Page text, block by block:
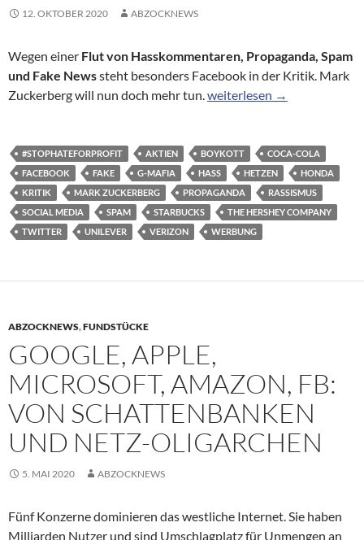
12. OKTOBER 2020 ABZOCKNEWS
Wegen einer Flut von Hasskommentaren, Propaganda, Spam
und Fake Newssteht besonders Facebook in der Kritik. Mark
Zuckerberg will nun doch mehr tun.Gegen Hass im Netz: 90
weiterlesen →
#STOPHATEFORPROFIT AKTIEN BOYKOTT
COCA-COLA
FACEBOOK
FAKE G-MAFIA HASS HETZEN
HONDA
KRITIK
MARK ZUCKERBERG PROPAGANDA
RASSISMUS
SOCIAL MEDIA
SPAM STARBUCKS
THE HERSHEY COMPANY
TWITTER
UNILEVER VERIZON WERBUNG
ABZOCKNEWS,FUNDSTÜCKE
GOOGLE, APPLE,
MICROSOFT, AMAZON, FB:
VON SCHATTENBANKEN
UND NETZ-OLIGARCHEN
5. MAI 2020 ABZOCKNEWS
Fünf Konzerne dominieren das westliche Internet. Sie haben
Milliarden Nutzer und sind Umschlagplatz für Unmengen an